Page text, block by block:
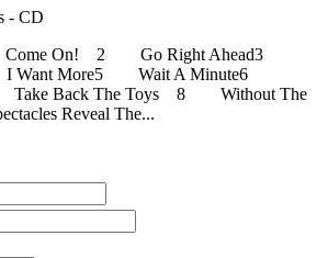
- CD
Come On! 2 Go Right Ahead3
Want More5 Wait A Minute6
Back The Toys 8 Without The
Reveal The...